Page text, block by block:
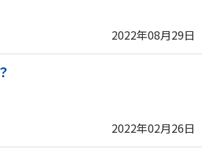
2022年08月29日
2022年02月26日